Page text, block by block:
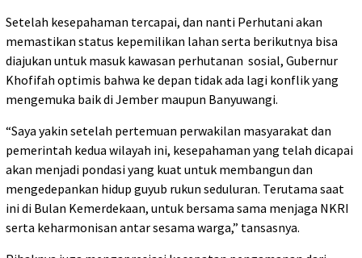
Setelah kesepahaman tercapai, dan nanti Perhutani akan
memastikan status kepemilikan lahan serta berikutnya bisa
diajukan untuk masuk kawasan perhutanan sosial, Gubernur
Khofifah optimis bahwa ke depan tidak ada lagi konflik yang
mengemuka baik di Jember maupun Banyuwangi.
“Saya yakin setelah pertemuan perwakilan masyarakat dan
pemerintah kedua wilayah ini, kesepahaman yang telah dicapai
akan menjadi pondasi yang kuat untuk membangun dan
mengedepankan hidup guyub rukun seduluran. Terutama saat
ini di Bulan Kemerdekaan, untuk bersama sama menjaga NKRI
serta keharmonisan antar sesama warga,” tansasnya.